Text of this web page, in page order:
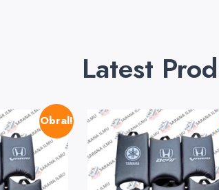
Latest
Obral!